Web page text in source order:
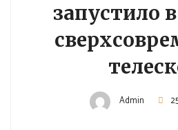
запустило
Admin